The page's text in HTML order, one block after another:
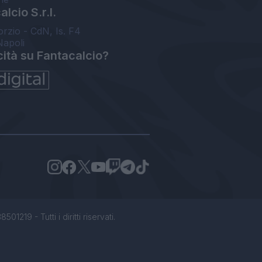
S.r.l.
- CdN, Is. F4
su Fantacalcio?
- Tutti i diritti riservati.